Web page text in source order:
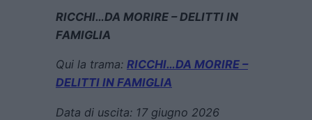
RICCHI…DA MORIRE – DELITTI IN
FAMIGLIA
Qui la trama: RICCHI…DA MORIRE –
DELITTI IN FAMIGLIA
Data di uscita: 17 giugno 2026